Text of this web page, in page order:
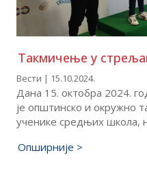
Такмичење у
Вести | 15.10.2024.
Дана 15. октобра 2024.
је oпштинско и окружно
ученике средњих школа,
Опширније >